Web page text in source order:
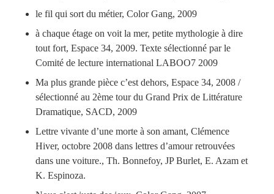
le fil qui sort du métier, Color Gang, 2009
à chaque étage on voit la mer, petite mythologie à dire
tout fort, Espace 34, 2009. Texte sélectionné par le
Comité de lecture international LABOO7 2009
Ma plus grande pièce c’est dehors, Espace 34, 2008 /
sélectionné au 2ème tour du Grand Prix de Littérature
Dramatique, SACD, 2009
Lettre vivante d’une morte à son amant, Clémence
Hiver, octobre 2008 dans lettres d’amour retrouvées
dans une voiture., Th. Bonnefoy, JP Burlet, E. Azam et
K. Espinoza.